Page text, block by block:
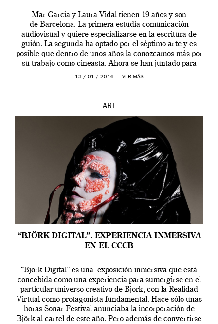
Mar Garcia y Laura Vidal tienen 19 años y son
de Barcelona. La primera estudia comunicación
audiovisual y quiere especializarse en la escritura de
guión. La segunda ha optado por el séptimo arte y es
posible que dentro de unos años la conozcamos más por
su trabajo como cineasta. Ahora se han juntado para
contarnos una […]
13 / 01 / 2016 — VER MÁS
ART
“BJÖRK DIGITAL”. EXPERIENCIA INMERSIVA
EN EL CCCB
“Bjork Digital” es una exposición inmersiva que está
concebida como una experiencia para sumergirse en el
particular universo creativo de Björk, con la Realidad
Virtual como protagonista fundamental. Hace sólo unas
horas Sonar Festival anunciaba la incorporación de
Björk al cartel de este año. Pero además de convertirse